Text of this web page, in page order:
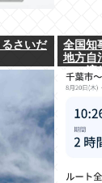
さいだ
全国知
地方自
この流